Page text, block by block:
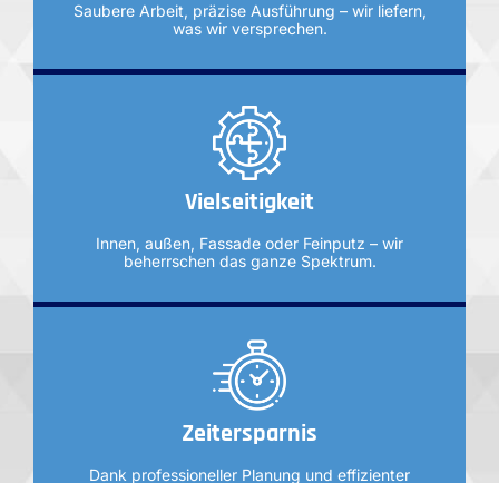
Saubere Arbeit, präzise Ausführung – wir liefern,
was wir versprechen.
Vielseitigkeit
Innen, außen, Fassade oder Feinputz – wir
beherrschen das ganze Spektrum.
Zeitersparnis
Dank professioneller Planung und effizienter